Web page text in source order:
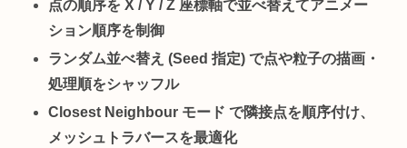
点の順序を X / Y / Z 座標軸で並べ替えてアニメー
ション順序を制御
ランダム並べ替え (Seed 指定) で点や粒子の描画・
処理順をシャッフル
Closest Neighbour モード で隣接点を順序付け、
メッシュトラバースを最適化